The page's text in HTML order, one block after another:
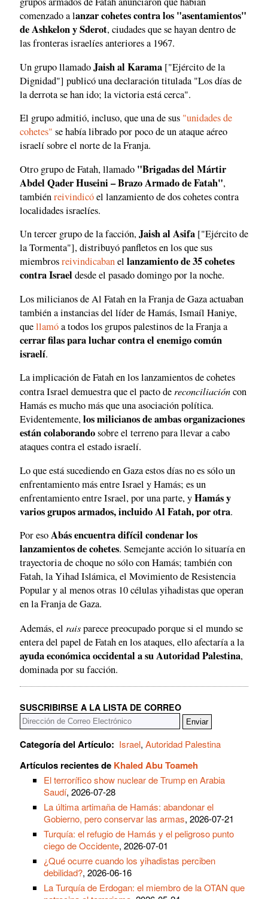
comenzado a lanzar cohetes contra los "asentamientos"
de Ashkelon y Sderot, ciudades que se hayan dentro de
las fronteras israelíes anteriores a 1967.
Un grupo llamadoJaish al Karama ["Ejército de la
Dignidad"] publicó una declaración titulada "Los días de
la derrota se han ido; la victoria está cerca".
El grupo admitió, incluso, que una de sus "unidades de
cohetes" se había librado por poco de un ataque aéreo
israelí sobre el norte de la Franja.
Otro grupo de Fatah, llamado "Brigadas del Mártir
Abdel Qader Huseini – Brazo Armado de Fatah",
tambiénreivindicóel lanzamiento de dos cohetes contra
localidades israelíes.
Un tercer grupo de la facción,Jaish al Asifa ["Ejército de
la Tormenta"], distribuyó panfletos en los que sus
miembrosreivindicabanel lanzamiento de 35 cohetes
contra Israel desde el pasado domingo por la noche.
Los milicianos de Al Fatah en la Franja de Gaza actuaban
también a instancias del líder de Hamás, Ismaíl Haniye,
quellamóa todos los grupos palestinos de la Franja a
cerrar filas para luchar contra el enemigo común
israelí.
La implicación de Fatah en los lanzamientos de cohetes
contra Israel demuestra que el pacto de reconciliacióncon
Hamás es mucho más que una asociación política.
Evidentemente,los milicianos de ambas organizaciones
están colaborandosobre el terreno para llevar a cabo
ataques contra el estado israelí.
Lo que está sucediendo en Gaza estos días no es sólo un
enfrentamiento más entre Israel y Hamás; es un
enfrentamiento entre Israel, por una parte, yHamás y
varios grupos armados, incluido Al Fatah, por otra.
Por esoAbás encuentra difícil condenar los
lanzamientos de cohetes. Semejante acción lo situaría en
trayectoria de choque no sólo con Hamás; también con
Fatah, la Yihad Islámica, el Movimiento de Resistencia
Popular y al menos otras 10 células yihadistas que operan
en la Franja de Gaza.
Además, el raisparece preocupado porque si el mundo se
entera del papel de Fatah en los ataques, ello afectaría a la
ayuda económica occidental a su Autoridad Palestina,
dominada por su facción.
SUSCRIBIRSE A LA LISTA DE CORREO
Categoría del Artículo: Israel, Autoridad Palestina
Artículos recientes de Khaled Abu Toameh
El terrorífico show nuclear de Trump en Arabia
Saudí, 2026-07-28
La última artimaña de Hamás: abandonar el
Gobierno, pero conservar las armas, 2026-07-21
Turquía: el refugio de Hamás y el peligroso punto
ciego de Occidente, 2026-07-01
¿Qué ocurre cuando los yihadistas perciben
debilidad?, 2026-06-16
La Turquía de Erdogan: el miembro de la OTAN que